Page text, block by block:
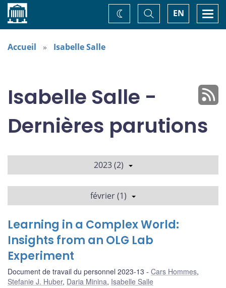
Accueil EN
Basculer
la
recherche
Changez
de
Accueil Isabelle Salle
Isabelle Salle -
Dernières parutions
2023 (2)
février (1)
Learning in a Complex World:
Insights from an OLG Lab
Experiment
Document de travail du personnel 2023-13 Cars Hommes,
Stefanie J. Huber, Daria Minina, Isabelle Salle